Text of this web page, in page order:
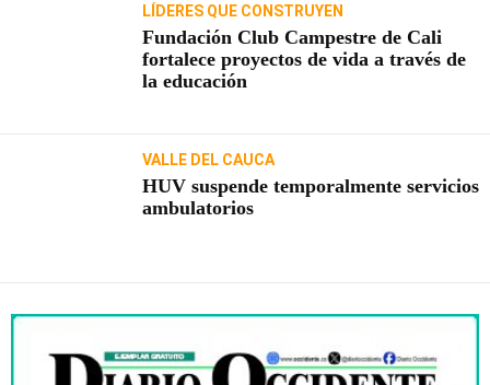
LÍDERES QUE CONSTRUYEN
Fundación Club Campestre de Cali
fortalece proyectos de vida a través de
la educación
VALLE DEL CAUCA
HUV suspende temporalmente servicios
ambulatorios